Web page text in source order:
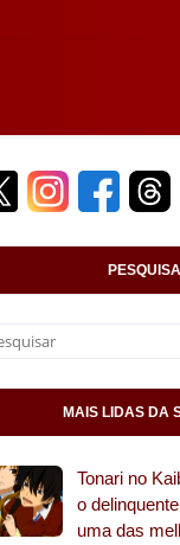
MAIS LIDAS DA
Tonari no
o
uma das